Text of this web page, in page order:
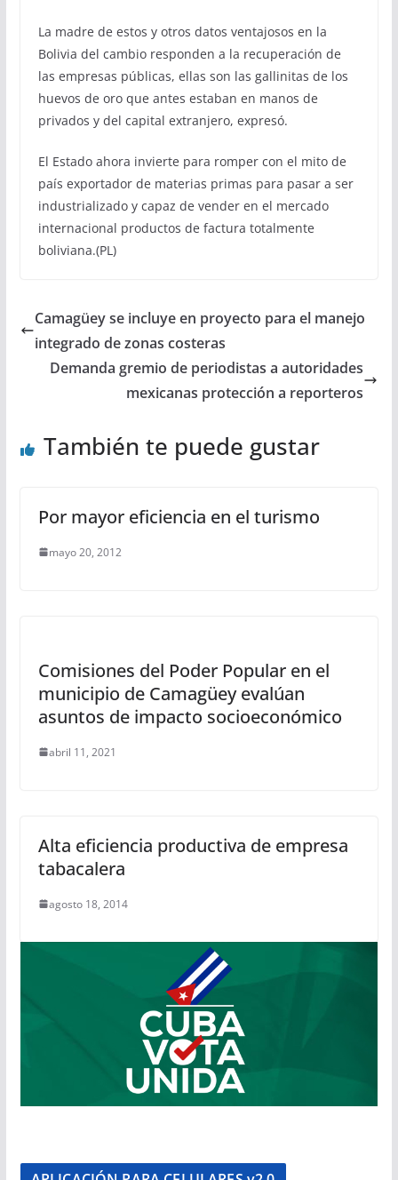
La madre de estos y otros datos ventajosos en la
Bolivia del cambio responden a la recuperación de
las empresas públicas, ellas son las gallinitas de los
huevos de oro que antes estaban en manos de
privados y del capital extranjero, expresó.
El Estado ahora invierte para romper con el mito de
país exportador de materias primas para pasar a ser
industrializado y capaz de vender en el mercado
internacional productos de factura totalmente
boliviana.(PL)
Camagüey se incluye en proyecto para el manejo
integrado de zonas costeras
Demanda gremio de periodistas a autoridades
mexicanas protección a reporteros
También te puede gustar
Por mayor eficiencia en el turismo
mayo 20, 2012
Comisiones del Poder Popular en el
municipio de Camagüey evalúan
asuntos de impacto socioeconómico
abril 11, 2021
Alta eficiencia productiva de empresa
tabacalera
agosto 18, 2014